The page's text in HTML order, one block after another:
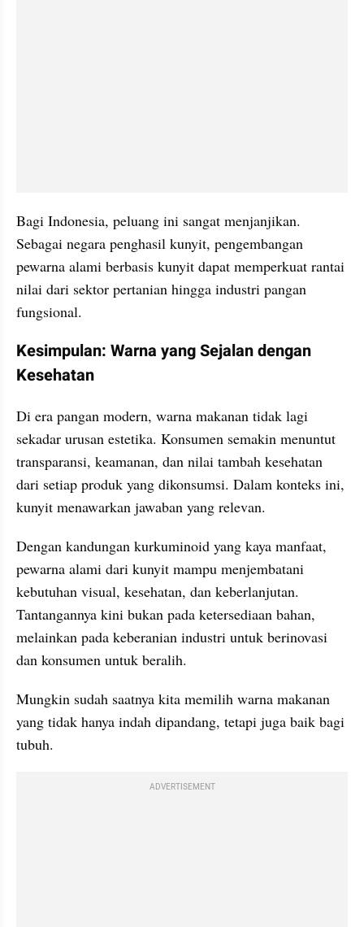
Bagi Indonesia, peluang ini sangat menjanjikan.
Sebagai negara penghasil kunyit, pengembangan
pewarna alami berbasis kunyit dapat memperkuat rantai
nilai dari sektor pertanian hingga industri pangan
fungsional.
Kesimpulan: Warna yang Sejalan dengan
Kesehatan
Di era pangan modern, warna makanan tidak lagi
sekadar urusan estetika. Konsumen semakin menuntut
transparansi, keamanan, dan nilai tambah kesehatan
dari setiap produk yang dikonsumsi. Dalam konteks ini,
kunyit menawarkan jawaban yang relevan.
Dengan kandungan kurkuminoid yang kaya manfaat,
pewarna alami dari kunyit mampu menjembatani
kebutuhan visual, kesehatan, dan keberlanjutan.
Tantangannya kini bukan pada ketersediaan bahan,
melainkan pada keberanian industri untuk berinovasi
dan konsumen untuk beralih.
Mungkin sudah saatnya kita memilih warna makanan
yang tidak hanya indah dipandang, tetapi juga baik bagi
tubuh.
ADVERTISEMENT